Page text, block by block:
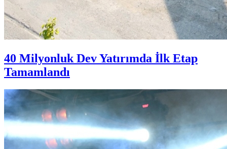
40 Milyonluk Dev Yatırımda İlk Etap
Tamamlandı